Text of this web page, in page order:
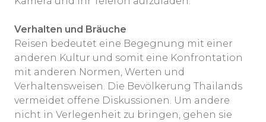
Verhalten und Bräuche
Reisen bedeutet eine Begegnung mit einer
anderen Kultur und somit eine Konfrontation
mit anderen Normen, Werten und
Verhaltensweisen. Die Bevölkerung Thailands
vermeidet offene Diskussionen. Um andere
nicht in Verlegenheit zu bringen, gehen sie